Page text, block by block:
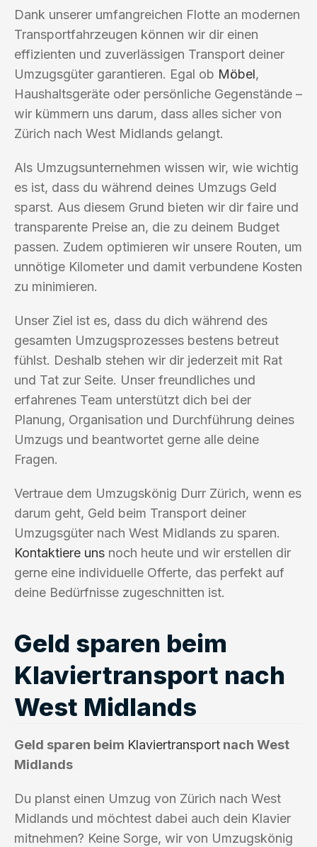
Dank unserer umfangreichen Flotte an modernen
Transportfahrzeugen können wir dir einen
effizienten und zuverlässigen Transport deiner
Umzugsgüter garantieren. Egal ob Möbel,
Haushaltsgeräte oder persönliche Gegenstände –
wir kümmern uns darum, dass alles sicher von
Zürich nach West Midlands gelangt.
Als Umzugsunternehmen wissen wir, wie wichtig
es ist, dass du während deines Umzugs Geld
sparst. Aus diesem Grund bieten wir dir faire und
transparente Preise an, die zu deinem Budget
passen. Zudem optimieren wir unsere Routen, um
unnötige Kilometer und damit verbundene Kosten
zu minimieren.
Unser Ziel ist es, dass du dich während des
gesamten Umzugsprozesses bestens betreut
fühlst. Deshalb stehen wir dir jederzeit mit Rat
und Tat zur Seite. Unser freundliches und
erfahrenes Team unterstützt dich bei der
Planung, Organisation und Durchführung deines
Umzugs und beantwortet gerne alle deine
Fragen.
Vertraue dem Umzugskönig Durr Zürich, wenn es
darum geht, Geld beim Transport deiner
Umzugsgüter nach West Midlands zu sparen.
Kontaktiere uns noch heute und wir erstellen dir
gerne eine individuelle Offerte, das perfekt auf
deine Bedürfnisse zugeschnitten ist.
Geld sparen beim
Klaviertransport nach
West Midlands
Geld sparen beim Klaviertransport nach West
Midlands
Du planst einen Umzug von Zürich nach West
Midlands und möchtest dabei auch dein Klavier
mitnehmen? Keine Sorge, wir von Umzugskönig